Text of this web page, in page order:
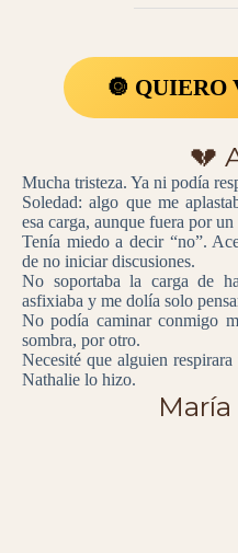
🔘 QUIERO
💔
Mucha tristeza. Ya ni podía
Soledad: algo que me
esa carga, aunque fuera por un
Tenía miedo a decir “no”.
de no iniciar discusiones.
No soportaba la carga de
asfixiaba y me dolía solo
No podía caminar conmigo
sombra, por otro.
Necesité que alguien
Nathalie lo hizo.